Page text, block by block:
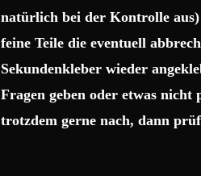
natürlich bei der Kontrolle
feine Teile die eventuell
Sekundenkleber wieder
Fragen geben oder etwas nicht
trotzdem gerne nach, dann